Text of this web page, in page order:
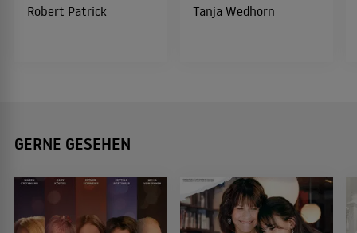
Robert Patrick Tanja Wedhorn
GERNE GESEHEN